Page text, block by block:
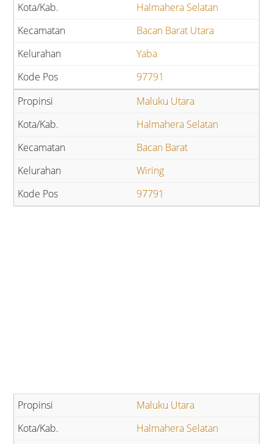
Halmahera Selatan
Bacan Barat Utara
Yaba
97791
Maluku Utara
Halmahera Selatan
Bacan Barat
Wiring
97791
Maluku Utara
Halmahera Selatan